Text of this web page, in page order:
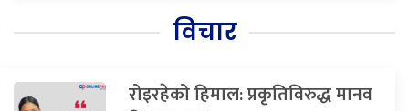
विचार
रोइरहेको हिमाल: प्रकृतिविरुद्ध मानव